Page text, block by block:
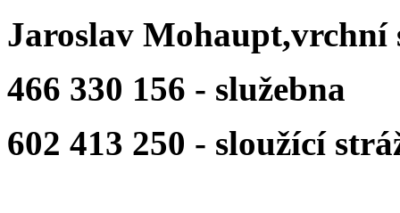
Jaroslav Mohaupt,vrchní
466 330 156 - služebna
602 413 250 - sloužící